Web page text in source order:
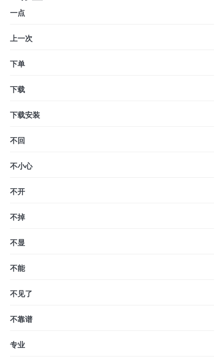
一点
上一次
下单
下载
下载安装
不回
不小心
不开
不掉
不显
不能
不见了
不靠谱
专业